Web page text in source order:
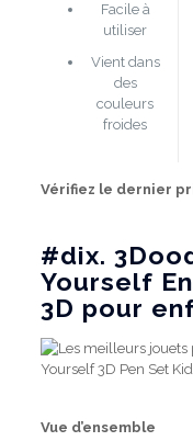
Facile à
utiliser
Vient dans
des
couleurs
froides
Vérifiez le dernier
#dix.
Yourself
3D pour
Vue d’ensemble